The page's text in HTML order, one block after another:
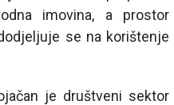
imovina, a prostor
se na korištenje
je društveni sektor